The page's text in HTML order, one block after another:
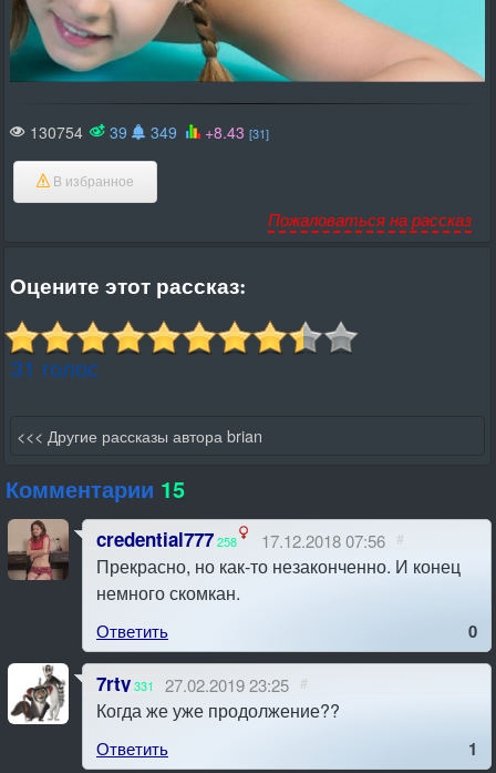
130754 39 349 +8.43 [31]
В избранное
Пожаловаться на рассказ
Оцените этот рассказ:
31 голос
<<< Другие рассказы автора brian
Комментарии 15
credential777258 17.12.2018 07:56 #
Прекрасно, но как-то незаконченно. И конец
немного скомкан.
Ответить 0
7rty331 27.02.2019 23:25 #
Когда же уже продолжение??
Ответить 1